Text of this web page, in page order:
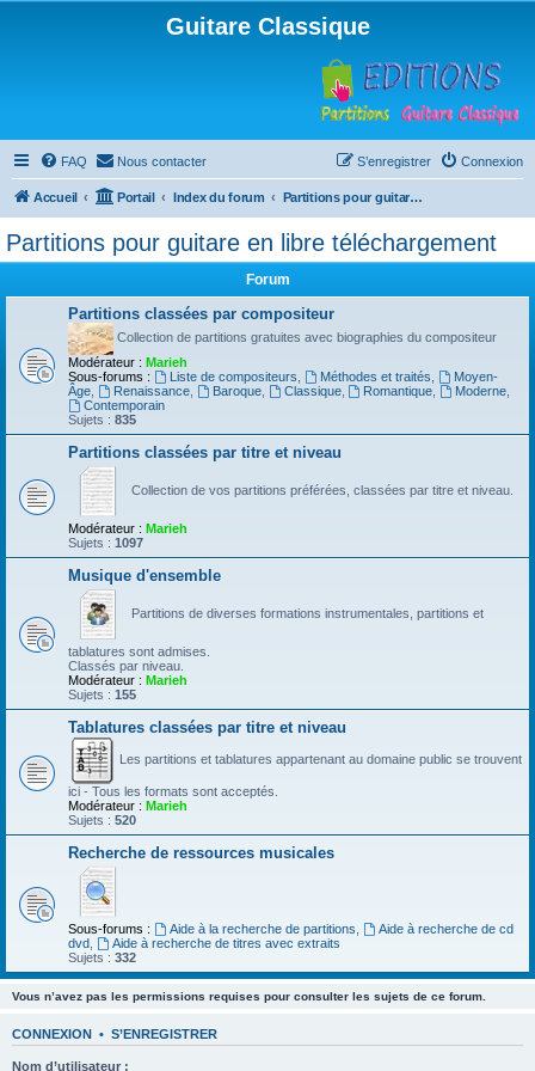
Guitare Classique
FAQ Nous contacter Connexion
S’enregistrer
Accueil Portail Index du forum Partitions pour guitare en libre téléchargement
Partitions pour guitare en libre téléchargement
Forum
Partitions classées par compositeur
Collection de partitions gratuites avec biographies du compositeur
Modérateur : Marieh
Sous-forums :
Liste de compositeurs Méthodes et traités
Moyen-
Âge
Renaissance, Baroque, Classique, Romantique Moderne
Contemporain
Sujets : 835
Partitions classées par titre et niveau
Collection de vos partitions préférées, classées par titre et niveau.
Modérateur : Marieh
Sujets : 1097
Musique d'ensemble
Partitions de diverses formations instrumentales, partitions et
tablatures sont admises.
Classés par niveau.
Modérateur : Marieh
Sujets : 155
Tablatures classées par titre et niveau
Les partitions et tablatures appartenant au domaine public se trouvent
ici - Tous les formats sont acceptés.
Modérateur : Marieh
Sujets : 520
Recherche de ressources musicales
Sous-forums : Aide à la recherche de partitions
Aide à recherche de cd
dvd
Aide à recherche de titres avec extraits
Sujets : 332
Vous n’avez pas les permissions requises pour consulter les sujets de ce forum.
CONNEXION • S’ENREGISTRER
Nom d’utilisateur :